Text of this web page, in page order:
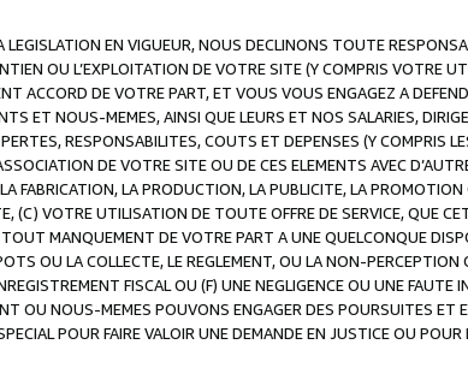
LEGISLATION EN VIGUEUR, NOUS DECLINONS TOUTE
OU L’EXPLOITATION DE VOTRE SITE (Y COMPRIS VOTRE
ACCORD DE VOTRE PART, ET VOUS VOUS ENGAGEZ A
ET NOUS-MEMES, AINSI QUE LEURS ET NOS SALARIES,
RESPONSABILITES, COUTS ET DEPENSES (Y COMPRIS
DE VOTRE SITE OU DE CES ELEMENTS AVEC
FABRICATION, LA PRODUCTION, LA PUBLICITE, LA
(C) VOTRE UTILISATION DE TOUTE OFFRE DE SERVICE, QUE
MANQUEMENT DE VOTRE PART A UNE QUELCONQUE
OU LA COLLECTE, LE REGLEMENT, OU LA NON-
FISCAL OU (F) UNE NEGLIGENCE OU UNE
OU NOUS-MEMES POUVONS ENGAGER DES POURSUITES ET
POUR FAIRE VALOIR UNE DEMANDE EN JUSTICE OU